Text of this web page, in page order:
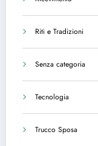
Riti e Tradizioni
Senza categoria
Tecnologia
Trucco Sposa